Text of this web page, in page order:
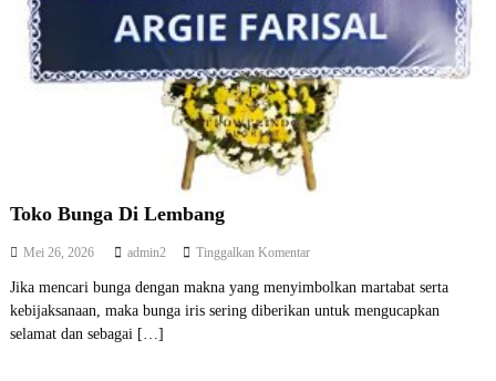
u
n
g
Toko Bunga Di Lembang
Mei 26, 2026 admin2 Tinggalkan Komentarp
d
a
Jika mencari bunga dengan makna yang menyimbolkan martabat serta
kebijaksanaan, maka bunga iris sering diberikan untuk mengucapkan
selamat dan sebagai […]